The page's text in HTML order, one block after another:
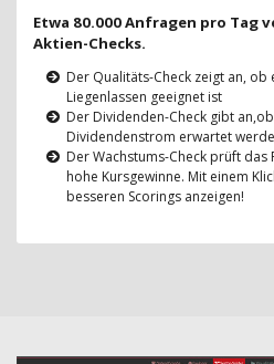
Etwa 80.000 Anfragen pro Tag
Aktien-Checks.
Der Qualitäts-Check zeigt an, ob
Liegenlassen geeignet ist
Der Dividenden-Check gibt
Dividendenstrom erwartet
Der Wachstums-Check prüft
hohe Kursgewinne. Mit einem
besseren Scorings anzeigen!